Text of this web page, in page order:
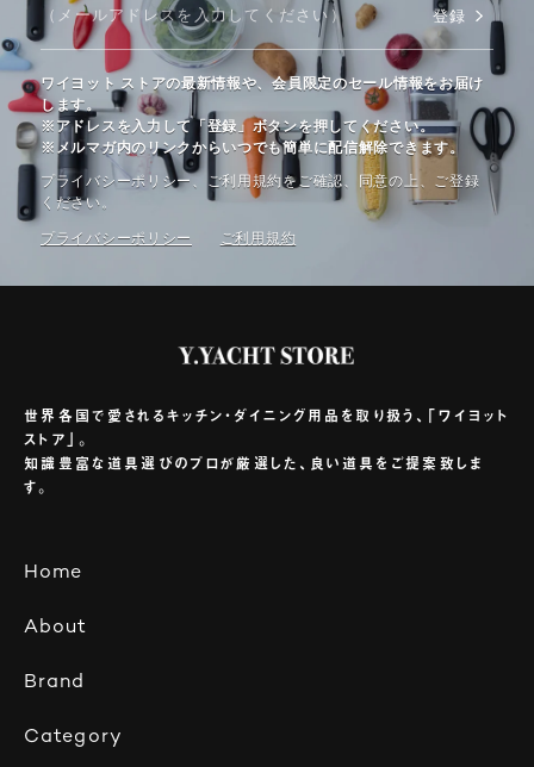
登録
ワイヨット ストアの最新情報や、会員限定のセール情報をお届け
します。
※アドレスを入力して「登録」ボタンを押してください。
※メルマガ内のリンクからいつでも簡単に配信解除できます。
プライバシーポリシー、ご利⽤規約をご確認、同意の上、ご登録
ください。
プライバシーポリシー ご利⽤規約
世界各国で愛されるキッチン・ダイニング用品を取り扱う、「ワイヨット
ストア」。
知識豊富な道具選びのプロが厳選した、良い道具をご提案致しま
す。
Home
Brand
About
Category